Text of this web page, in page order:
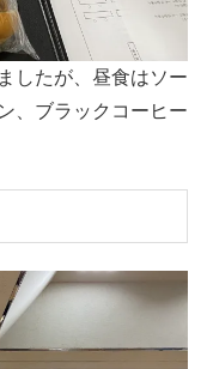
したが、昼食はソー
、ブラックコーヒー